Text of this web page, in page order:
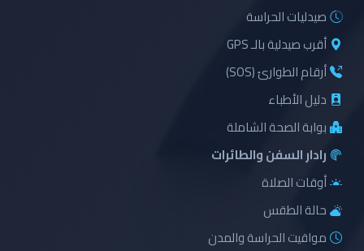
صيدليات الحراسة
أقرب صيدلية بالـ GPS
أرقام الطوارئ (SOS)
دليل الأطباء
بوابة الصحة الشاملة
رادار السفن والطائرات
أوقات الصلاة
حالة الطقس
مواقيت الحراسة والمدن